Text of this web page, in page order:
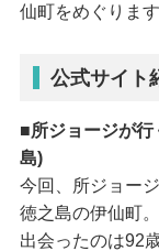
仙町をめぐります
公式サイト
■所ジョージが
島)
今回、所ジョー
徳之島の伊仙町。
出会ったのは92